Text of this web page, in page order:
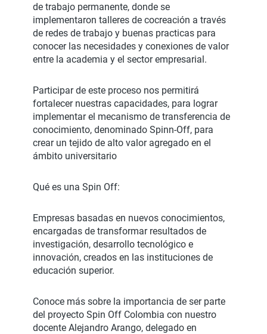
de trabajo permanente, donde se
implementaron talleres de cocreación a través
de redes de trabajo y buenas practicas para
conocer las necesidades y conexiones de valor
entre la academia y el sector empresarial.
Participar de este proceso nos permitirá
fortalecer nuestras capacidades, para lograr
implementar el mecanismo de transferencia de
conocimiento, denominado Spinn-Off, para
crear un tejido de alto valor agregado en el
ámbito universitario
Qué es una Spin Off:
Empresas basadas en nuevos conocimientos,
encargadas de transformar resultados de
investigación, desarrollo tecnológico e
innovación, creados en las instituciones de
educación superior.
Conoce más sobre la importancia de ser parte
del proyecto Spin Off Colombia con nuestro
docente Alejandro Arango, delegado en